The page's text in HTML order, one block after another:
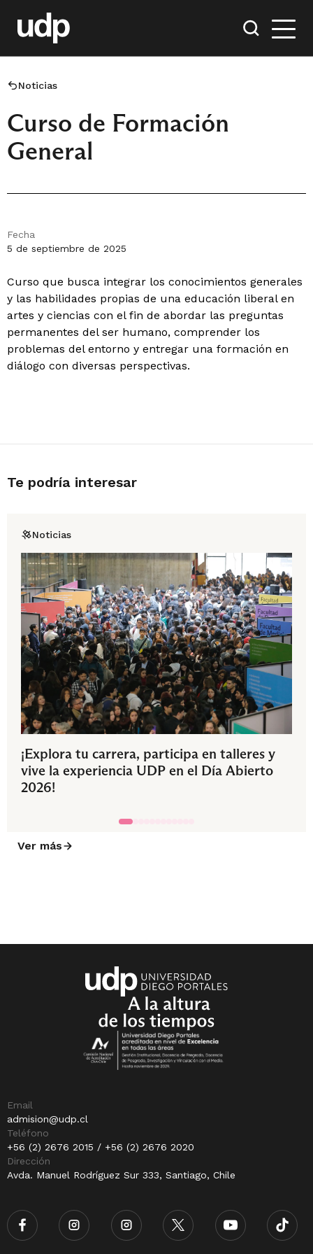
Noticias
Curso de Formación
General
Fecha
5 de septiembre de 2025
Curso que busca integrar los conocimientos generales
y las habilidades propias de una educación liberal en
artes y ciencias con el fin de abordar las preguntas
permanentes del ser humano, comprender los
problemas del entorno y entregar una formación en
diálogo con diversas perspectivas.
Te podría interesar
Noticias
¡Explora tu carrera, participa en talleres y
vive la experiencia UDP en el Día Abierto
2026!
Ver más
Email
admision@udp.cl
Teléfono
+56 (2) 2676 2015 / +56 (2) 2676 2020
Dirección
Avda. Manuel Rodríguez Sur 333, Santiago, Chile